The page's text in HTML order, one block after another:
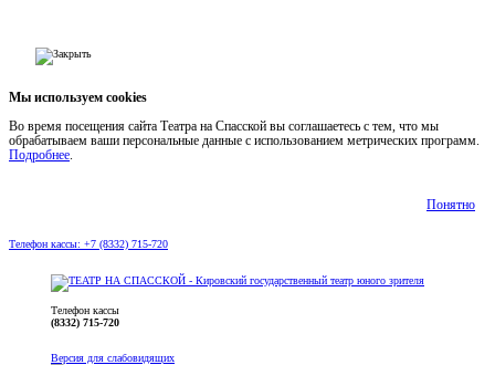
Мы используем cookies
Во время посещения сайта Театра на Спасской вы соглашаетесь с тем, что мы
обрабатываем ваши персональные данные с использованием метрических программ.
Подробнее.
Понятно
Телефон кассы: +7 (8332) 715-720
Телефон кассы
(8332) 715-720
Версия для слабовидящих